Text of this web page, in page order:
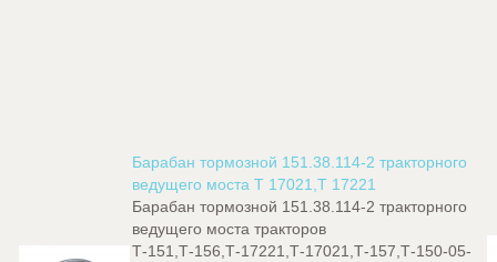
Барабан тормозной 151.38.114-2 тракторного
ведущего моста Т 17021,Т 17221
Барабан тормозной 151.38.114-2 тракторного
ведущего моста тракторов
Т-151,Т-156,Т-17221,Т-17021,Т-157,Т-150-05-